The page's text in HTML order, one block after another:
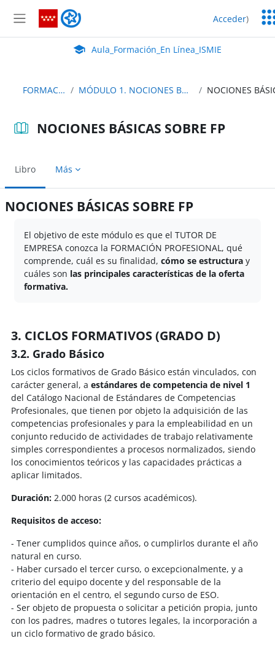
Panel lateral
Aula_Formación_En Línea_ISMIE Acceder)
Aula Virtual de EducaMadrid:
Aula_Formación_En Línea_ISMIE
FORMACIÓN TE MÓDULO 1. NOCIONES BÁSICAS SOBRE FP
NOCIONES BÁSICAS SOBRE FP
Libro Más
NOCIONES BÁSICAS SOBRE FP
El objetivo de este módulo es que el TUTOR DE
EMPRESA conozca la FORMACIÓN PROFESIONAL, qué
comprende, cuál es su finalidad, cómo se estructura y
cuáles son las principales características de la oferta
formativa.
3. CICLOS FORMATIVOS (GRADO D)
3.2. Grado Básico
Los ciclos formativos de Grado Básico están vinculados, con
carácter general, a estándares de competencia de nivel 1
del Catálogo Nacional de Estándares de Competencias
Profesionales, que tienen por objeto la adquisición de las
competencias profesionales y para la empleabilidad en un
conjunto reducido de actividades de trabajo relativamente
simples correspondientes a procesos normalizados, siendo
los conocimientos teóricos y las capacidades prácticas a
aplicar limitados.
Duración: 2.000 horas (2 cursos académicos).
Requisitos de acceso:
- Tener cumplidos quince años, o cumplirlos durante el año
natural en curso.
- Haber cursado el tercer curso, o excepcionalmente, y a
criterio del equipo docente y del responsable de la
orientación en el centro, el segundo curso de ESO.
- Ser objeto de propuesta o solicitar a petición propia, junto
con los padres, madres o tutores legales, la incorporación a
un ciclo formativo de grado básico.